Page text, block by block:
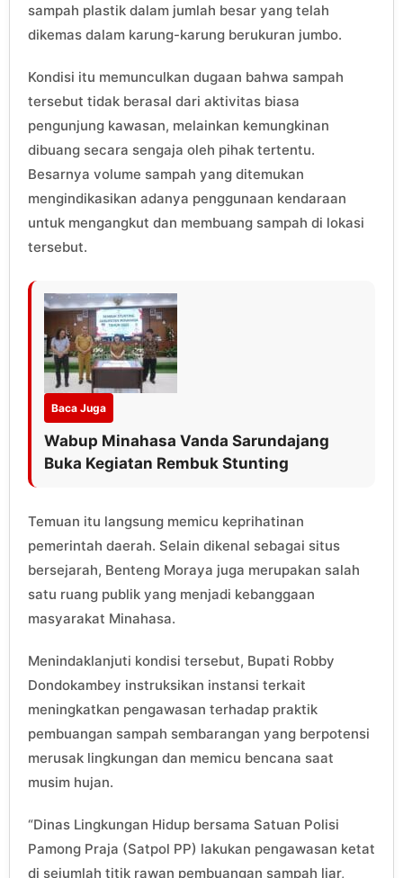
sampah plastik dalam jumlah besar yang telah
dikemas dalam karung-karung berukuran jumbo.
Kondisi itu memunculkan dugaan bahwa sampah
tersebut tidak berasal dari aktivitas biasa
pengunjung kawasan, melainkan kemungkinan
dibuang secara sengaja oleh pihak tertentu.
Besarnya volume sampah yang ditemukan
mengindikasikan adanya penggunaan kendaraan
untuk mengangkut dan membuang sampah di lokasi
tersebut.
Baca Juga
Wabup Minahasa Vanda Sarundajang
Buka Kegiatan Rembuk Stunting
Temuan itu langsung memicu keprihatinan
pemerintah daerah. Selain dikenal sebagai situs
bersejarah, Benteng Moraya juga merupakan salah
satu ruang publik yang menjadi kebanggaan
masyarakat Minahasa.
Menindaklanjuti kondisi tersebut, Bupati Robby
Dondokambey instruksikan instansi terkait
meningkatkan pengawasan terhadap praktik
pembuangan sampah sembarangan yang berpotensi
merusak lingkungan dan memicu bencana saat
musim hujan.
“Dinas Lingkungan Hidup bersama Satuan Polisi
Pamong Praja (Satpol PP) lakukan pengawasan ketat
di sejumlah titik rawan pembuangan sampah liar,